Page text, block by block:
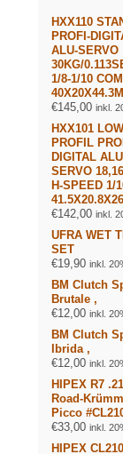
HXX110
PROFI-
ALU-SERVO
30KG/
1/8-1/10
€145,00 inkl.
HXX101
PROFIL
DIGITAL
SERVO
H-SPEED 1/
€142,00 inkl.
UFRA WET
SET
€19,90 inkl.
BM Clutch
Brutale ,
€12,00 inkl.
BM Clutch
Ibrida ,
€12,00 inkl.
HIPEX R7
Road-
Picco
€33,00 inkl.
HIPEX